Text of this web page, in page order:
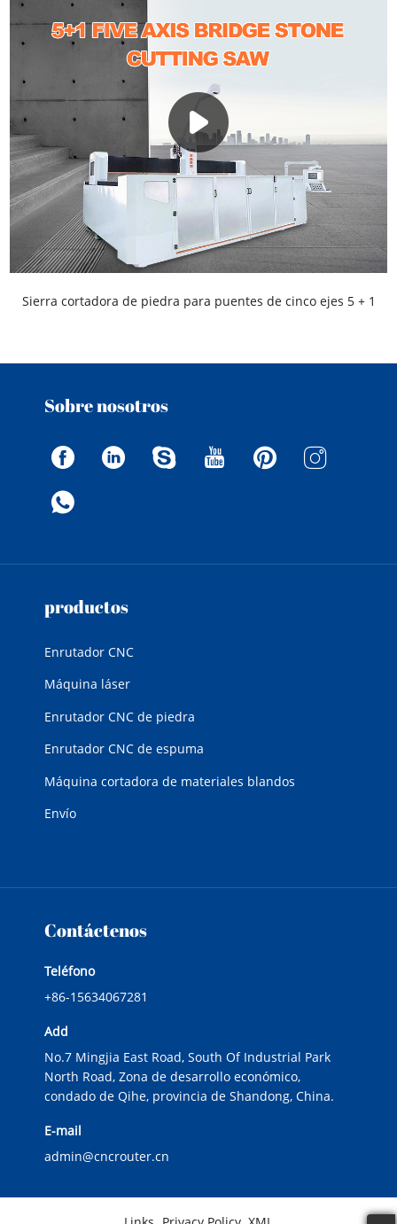
Sierra cortadora de piedra para puentes de cinco ejes 5 + 1
Sobre nosotros
productos
Enrutador CNC
Máquina láser
Enrutador CNC de piedra
Enrutador CNC de espuma
Máquina cortadora de materiales blandos
Envío
Contáctenos
Teléfono
+86-15634067281
Add
No.7 Mingjia East Road, South Of Industrial Park
North Road, Zona de desarrollo económico,
condado de Qihe, provincia de Shandong, China.
E-mail
admin@cncrouter.cn